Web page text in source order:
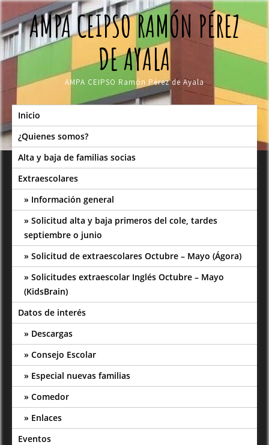
Skip
to
contentAMPA CEIPSO RAMÓN PÉREZ
DE AYALA
AMPA CEIPSO Ramón Pérez de Ayala
Inicio
¿Quienes somos?
Alta y baja de familias socias
Extraescolares
Información general
Solicitud alta y baja primeros del cole, tardes
septiembre o junio
Solicitud de extraescolares Octubre – Mayo (Ágora)
Solicitudes extraescolar Inglés Octubre – Mayo
(KidsBrain)
Datos de interés
Descargas
Consejo Escolar
Especial nuevas familias
Comedor
Enlaces
Eventos